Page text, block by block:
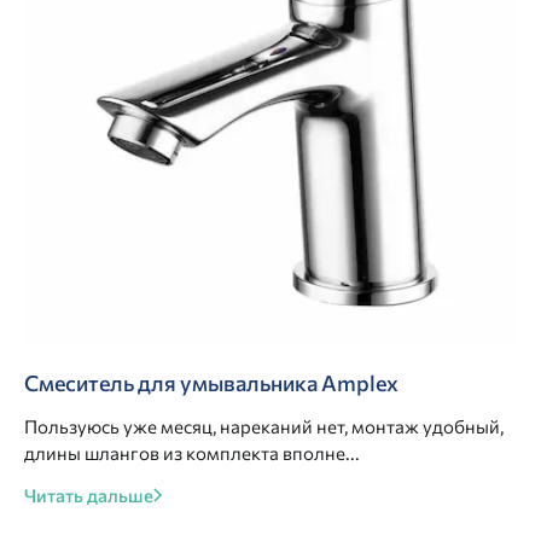
Смеситель для умывальника Amplex
Пользуюсь уже месяц, нареканий нет, монтаж удобный,
длины шлангов из комплекта вполне...
Читать дальше